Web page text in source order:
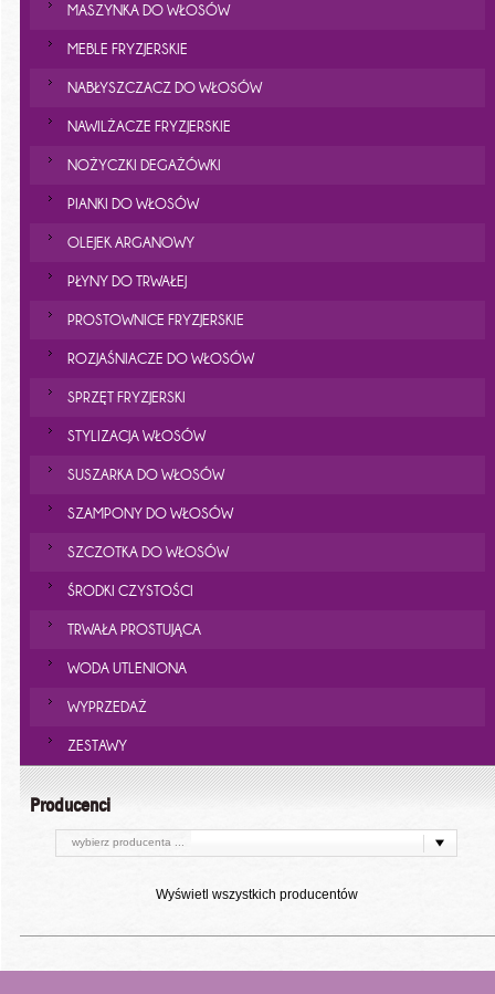
MASZYNKA DO WŁOSÓW
MEBLE FRYZJERSKIE
NABŁYSZCZACZ DO WŁOSÓW
NAWILŻACZE FRYZJERSKIE
NOŻYCZKI DEGAŻÓWKI
PIANKI DO WŁOSÓW
OLEJEK ARGANOWY
PŁYNY DO TRWAŁEJ
PROSTOWNICE FRYZJERSKIE
ROZJAŚNIACZE DO WŁOSÓW
SPRZĘT FRYZJERSKI
STYLIZACJA WŁOSÓW
SUSZARKA DO WŁOSÓW
SZAMPONY DO WŁOSÓW
SZCZOTKA DO WŁOSÓW
ŚRODKI CZYSTOŚCI
TRWAŁA PROSTUJĄCA
WODA UTLENIONA
WYPRZEDAŻ
ZESTAWY
Producenci
wybierz producenta ...
Wyświetl wszystkich producentów